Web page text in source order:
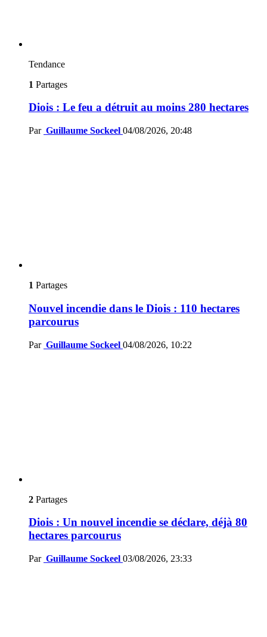
Tendance
1 Partages
Diois : Le feu a détruit au moins 280 hectares
Par Guillaume Sockeel 04/08/2026, 20:48
1 Partages
Nouvel incendie dans le Diois : 110 hectares
parcourus
Par Guillaume Sockeel 04/08/2026, 10:22
2 Partages
Diois : Un nouvel incendie se déclare, déjà 80
hectares parcourus
Par Guillaume Sockeel 03/08/2026, 23:33